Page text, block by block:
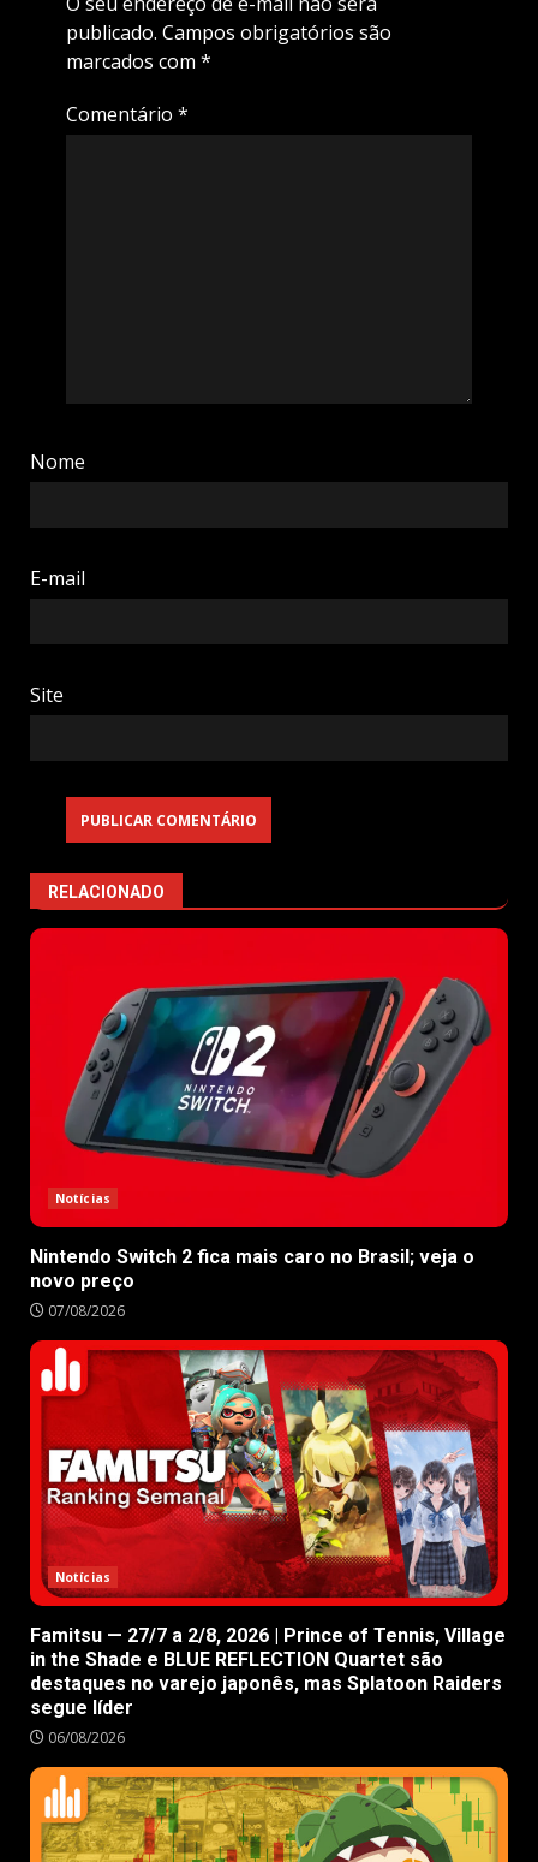
publicado. Campos obrigatórios são
marcados com *
Comentário *
Nome
E-mail
Site
RELACIONADO
Notícias
Nintendo Switch 2 fica mais caro no Brasil; veja o
novo preço
07/08/2026
Notícias
Famitsu — 27/7 a 2/8, 2026 | Prince of Tennis, Village
in the Shade e BLUE REFLECTION Quartet são
destaques no varejo japonês, mas Splatoon Raiders
segue líder
06/08/2026